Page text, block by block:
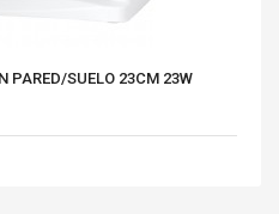
PARED/SUELO 23CM 23W